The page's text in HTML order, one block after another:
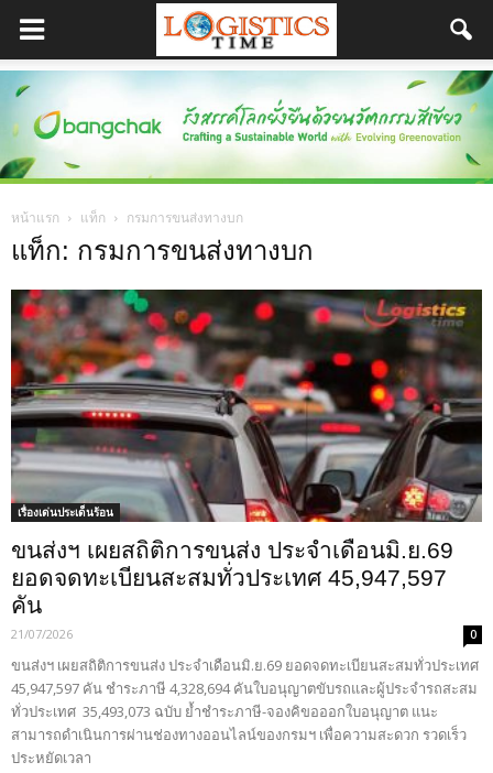
หน้าแรก แท็ก กรมการขนส่งทางบก
แท็ก: กรมการขนส่งทางบก
เรื่องเด่นประเด็นร้อน
ขนส่งฯ เผยสถิติการขนส่ง ประจำเดือนมิ.ย.69
ยอดจดทะเบียนสะสมทั่วประเทศ 45,947,597
คัน
21/07/2026 0
ขนส่งฯ เผยสถิติการขนส่ง ประจำเดือนมิ.ย.69 ยอดจดทะเบียนสะสมทั่วประเทศ
45,947,597 คัน ชำระภาษี 4,328,694 คันใบอนุญาตขับรถและผู้ประจำรถสะสม
ทั่วประเทศ 35,493,073 ฉบับ ย้ำชำระภาษี-จองคิขอออกใบอนุญาต แนะ
สามารถดำเนินการผ่านช่องทางออนไลน์ของกรมฯ เพื่อความสะดวก รวดเร็ว
ประหยัดเวลา